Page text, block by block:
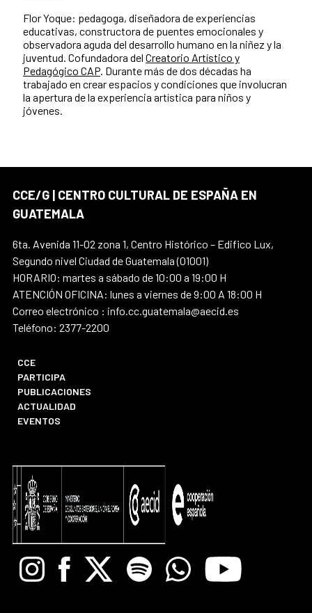
Flor Yoque: pedagoga, diseñadora de experiencias
educativas, constructora de puentes emocionales y
observadora aguda del desarrollo humano en la niñez y la
juventud. Cofundadora del Creatorio Artístico y
Pedagógico CAP. Durante más de dos décadas ha
trabajado en crear espacios y condiciones que involucran
la apertura de la experiencia artística para niños y
jóvenes.
CCE/G | CENTRO CULTURAL DE ESPAÑA EN
GUATEMALA
6ta. Avenida 11-02 zona 1, Centro Histórico – Edifico Lux,
Segundo nivel Ciudad de Guatemala (01001)
HORARIO: martes a sábado de 10:00 a 19:00 H
ATENCIÓN OFICINA: lunes a viernes de 9:00 A 18:00 H
Correo electrónico : info.cc.guatemala@aecid.es
Teléfono: 2377-2200
CCE
PARTICIPA
PUBLICACIONES
ACTUALIDAD
EVENTOS
InstagramFacebook
X Spotify WhatsappYoutube